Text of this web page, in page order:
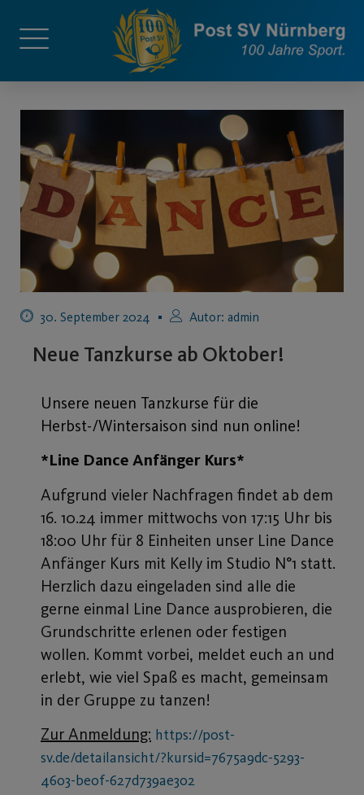
30. September 2024 Autor: admin
Neue Tanzkurse ab Oktober!
Unsere neuen Tanzkurse für die
Herbst-/Wintersaison sind nun online!
*Line Dance Anfänger Kurs*
Aufgrund vieler Nachfragen findet ab dem
16. 10.24 immer mittwochs von 17:15 Uhr bis
18:00 Uhr für 8 Einheiten unser Line Dance
Anfänger Kurs mit Kelly im Studio N°1 statt.
Herzlich dazu eingeladen sind alle die
gerne einmal Line Dance ausprobieren, die
Grundschritte erlenen oder festigen
wollen. Kommt vorbei, meldet euch an und
erlebt, wie viel Spaß es macht, gemeinsam
in der Gruppe zu tanzen!
Zur Anmeldung: https://post-
sv.de/detailansicht/?kursid=7675a9dc-5293-
4603-be0f-627d739ae302